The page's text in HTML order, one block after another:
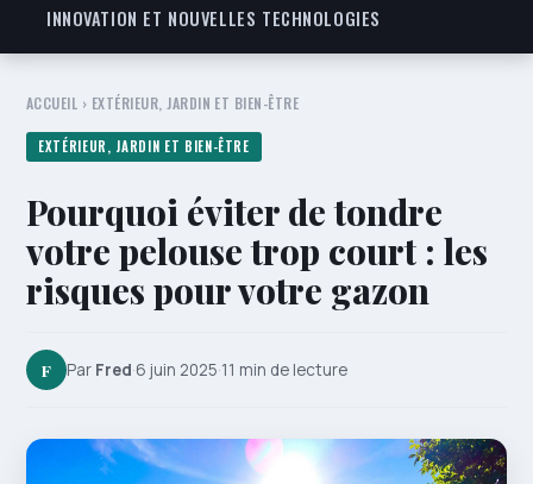
INNOVATION ET NOUVELLES TECHNOLOGIES
ACCUEIL › EXTÉRIEUR, JARDIN ET BIEN-ÊTRE
EXTÉRIEUR, JARDIN ET BIEN-ÊTRE
Pourquoi éviter de tondre
votre pelouse trop court : les
risques pour votre gazon
F Par Fred·6 juin 2025·11 min de lecture